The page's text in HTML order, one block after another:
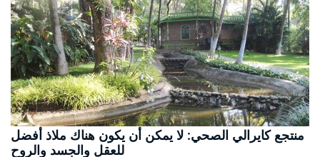
منتجع كايرالي الصحي: لا يمكن أن يكون هناك ملاذ أفضل
للعقل والجسد والروح